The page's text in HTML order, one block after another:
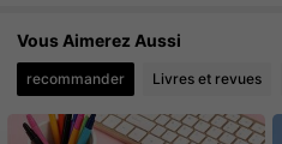
4.94 5.7K Suiveurs
4.94
Vous Aimerez Aussi
recommander Livres et revues